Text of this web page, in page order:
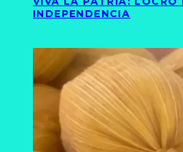
INDEPENDENCIA